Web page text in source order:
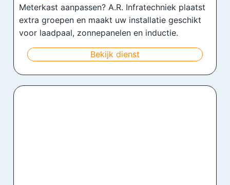
Meterkast aanpassen? A.R. Infratechniek plaatst
extra groepen en maakt uw installatie geschikt
voor laadpaal, zonnepanelen en inductie.
Bekijk dienst